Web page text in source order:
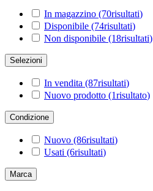
In magazzino (70risultati)
Disponibile (74risultati)
Non disponibile (18risultati)
Selezioni
In vendita (87risultati)
Nuovo prodotto (1risultato)
Condizione
Nuovo (86risultati)
Usati (6risultati)
Marca